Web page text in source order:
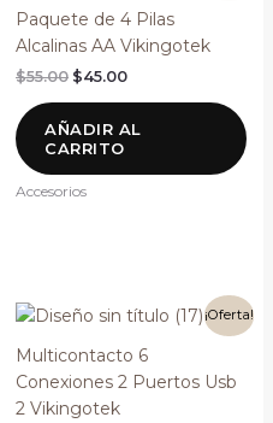
Paquete de 4 Pilas
Alcalinas AA Vikingotek
$55.00
original
era:
$55.00.
$45.00
actual
es:
$45.00.
AÑADIR AL
CARRITO
Accesorios
¡Oferta!
Multicontacto 6
Conexiones 2 Puertos Usb
2 Vikingotek
El
original
$120.00.
El
precio
actual
$90.00.